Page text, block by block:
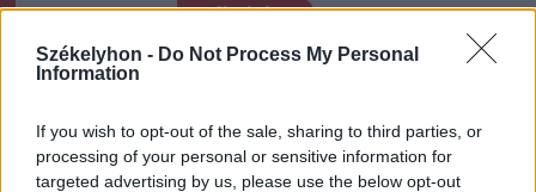
Székelyhon - Do Not Process My Personal
Information
If you wish to opt-out of the sale, sharing to third parties, or
processing of your personal or sensitive information for
targeted advertising by us, please use the below opt-out
Székelyhon
Sikeres volt a vízterelés:
Duna vízszintje
Csernavodánál